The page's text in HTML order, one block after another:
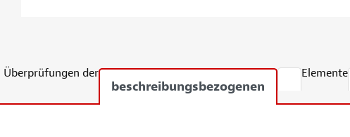
Überprüfungen der
beschreibungsbezogenen
Elemente